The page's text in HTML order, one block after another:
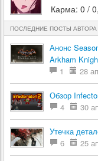
Карма: 0 /
ПОСЛЕДНИЕ ПОСТЫ АВТОРА
Анонс
Arkham
1
28
Обзор
4
30
Утечка
6
25